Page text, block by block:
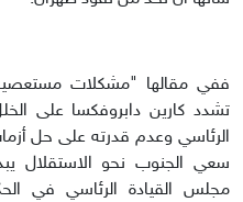
ففي مقالها "مشكلات
تشدد كارين دابروفكسا على
الرئاسي وعدم قدرته على حل
سعي الجنوب نحو الاستقلال
مجلس القيادة الرئاسي في